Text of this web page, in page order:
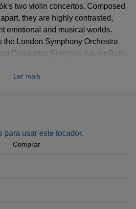
two violin concertos. Composed
they are highly contrasted,
emotional and musical worlds.
the London Symphony Orchestra
Conductor, François-Xavier Roth.
Ler mais
para usar este tocador.
Comprar